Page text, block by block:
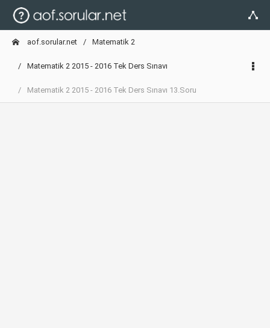
aof.sorular.net Matematik 2
Matematik 2 2015 - 2016 Tek Ders Sınavı
Matematik 2 2015 - 2016 Tek Ders Sınavı 13.Soru